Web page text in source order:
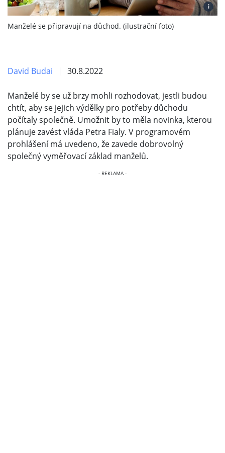
i
Manželé se připravují na důchod. (ilustrační foto)
David Budai 30.8.2022
Manželé by se už brzy mohli rozhodovat, jestli budou
chtít, aby se jejich výdělky pro potřeby důchodu
počítaly společně. Umožnit by to měla novinka, kterou
plánuje zavést vláda Petra Fialy. V programovém
prohlášení má uvedeno, že zavede dobrovolný
společný vyměřovací základ manželů.